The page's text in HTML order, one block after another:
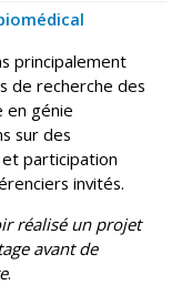
principalement
de recherche des
en génie
sur des
participation
invités.
réalisé un projet
avant de
.